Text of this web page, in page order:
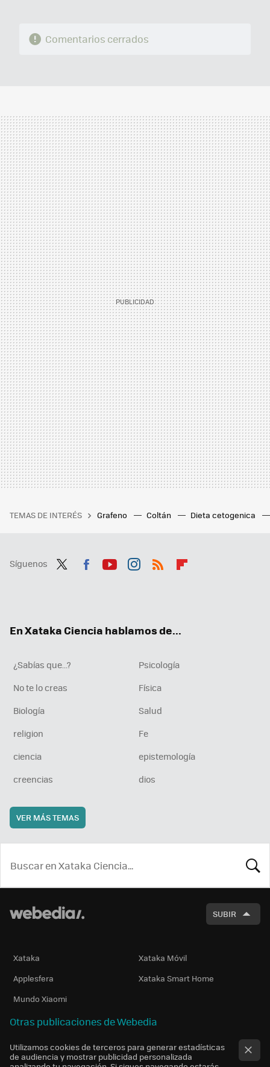
Comentarios cerrados
TEMAS DE INTERÉS Grafeno Coltán Dieta cetogenica
Síguenos
En Xataka Ciencia hablamos de...
¿Sabías que...?
Psicología
No te lo creas
Física
Biología
Salud
religion
Fe
ciencia
epistemología
creencias
dios
VER MÁS TEMAS
SUBIR
Xataka
Xataka Móvil
Applesfera
Xataka Smart Home
Mundo Xiaomi
Otras publicaciones de Webedia
Utilizamos cookies de terceros para generar estadísticas
de audiencia y mostrar publicidad personalizada